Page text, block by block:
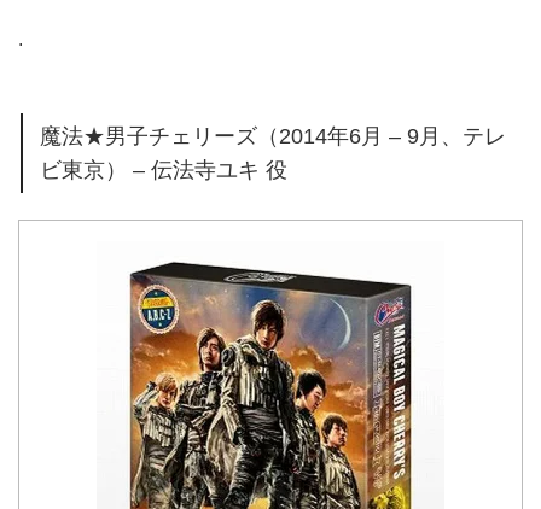
.
魔法★男子チェリーズ（2014年6月 – 9月、テレ
ビ東京） – 伝法寺ユキ 役